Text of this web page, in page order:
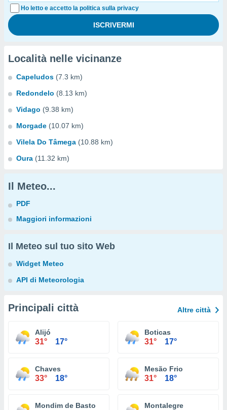
Ho letto e accetto la politica sulla privacy
Località nelle vicinanze
Capeludos (7.3 km)
Redondelo (8.13 km)
Vidago (9.38 km)
Morgade (10.07 km)
Vilela Do Tâmega (10.88 km)
Oura (11.32 km)
Il Meteo...
PDF
Maggiori informazioni
Il Meteo sul tuo sito Web
Widget Meteo
API di Meteorologia
Principali città Altre città
Alijó
31° 17°
Boticas
31° 17°
Chaves
33° 18°
Mesão Frio
31° 18°
Mondim de Basto Montalegre